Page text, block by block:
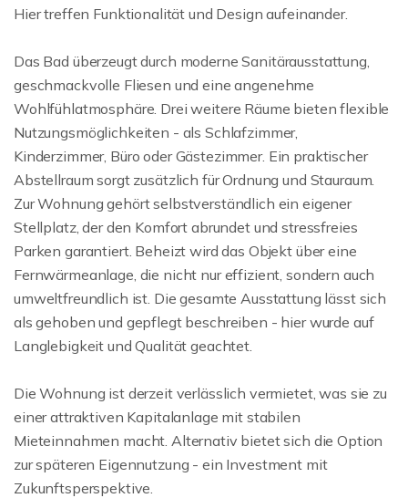
Hier treffen Funktionalität und Design aufeinander.
Das Bad überzeugt durch moderne Sanitärausstattung,
geschmackvolle Fliesen und eine angenehme
Wohlfühlatmosphäre. Drei weitere Räume bieten flexible
Nutzungsmöglichkeiten - als Schlafzimmer,
Kinderzimmer, Büro oder Gästezimmer. Ein praktischer
Abstellraum sorgt zusätzlich für Ordnung und Stauraum.
Zur Wohnung gehört selbstverständlich ein eigener
Stellplatz, der den Komfort abrundet und stressfreies
Parken garantiert. Beheizt wird das Objekt über eine
Fernwärmeanlage, die nicht nur effizient, sondern auch
umweltfreundlich ist. Die gesamte Ausstattung lässt sich
als gehoben und gepflegt beschreiben - hier wurde auf
Langlebigkeit und Qualität geachtet.
Die Wohnung ist derzeit verlässlich vermietet, was sie zu
einer attraktiven Kapitalanlage mit stabilen
Mieteinnahmen macht. Alternativ bietet sich die Option
zur späteren Eigennutzung - ein Investment mit
Zukunftsperspektive.